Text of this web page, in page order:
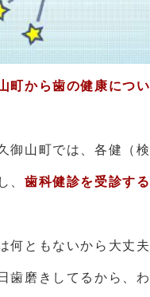
町から歯の健康につ
御山町では、各健（検
、 歯科健診を受診す
何ともないから大丈夫
歯磨きしてるから、わ